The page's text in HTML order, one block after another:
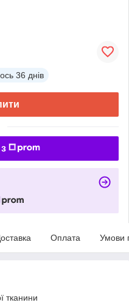
36 днів
Оплата Умови
тканини